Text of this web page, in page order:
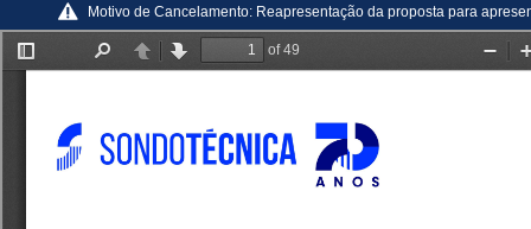
Motivo de Cancelamento: Reapresentação da proposta para